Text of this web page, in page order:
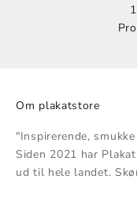
Om plakatstore
"Inspirerende,
Siden 2021 har
ud til hele landet.